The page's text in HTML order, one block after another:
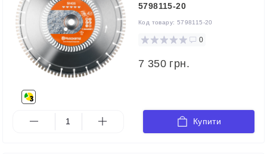
5798115-20
Код товару: 5798115-20
0
7 350 грн.
Купити